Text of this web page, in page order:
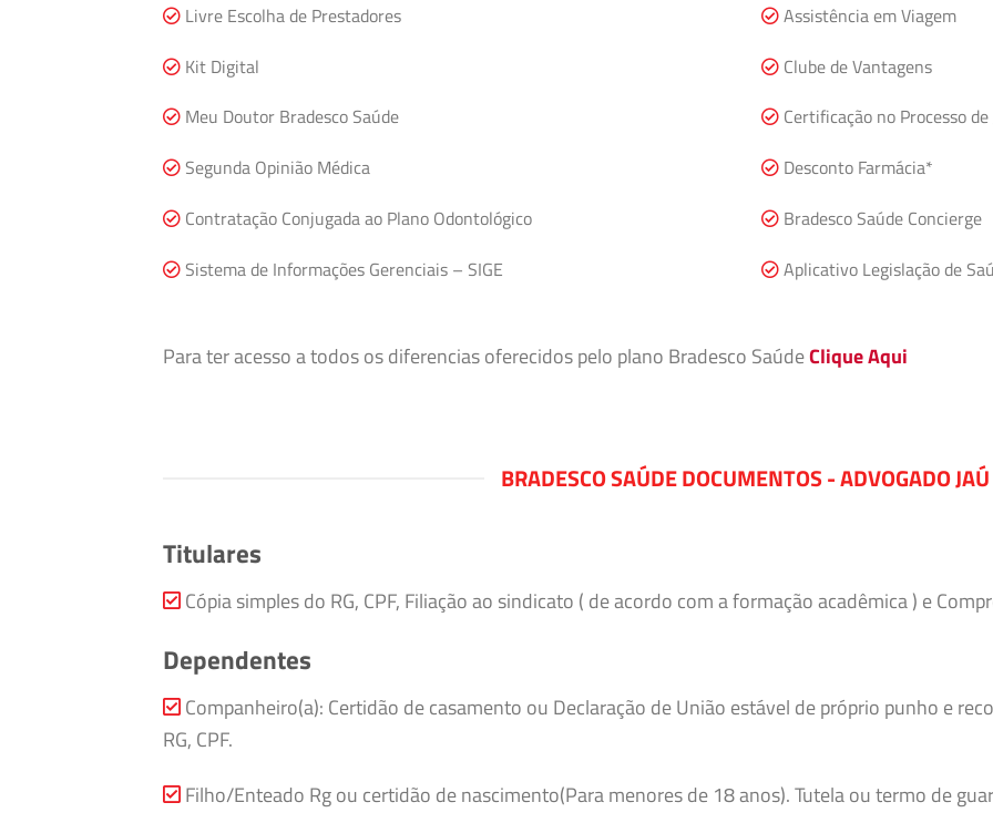
Livre Escolha de Prestadores
Kit Digital
Meu Doutor Bradesco Saúde
Segunda Opinião Médica
Contratação Conjugada ao Plano Odontológico
Sistema de Informações Gerenciais – SIGE
Assistência em Viagem
Clube de Vantagens
Certificação no Processo
Desconto Farmácia*
Bradesco Saúde Concierge
Aplicativo Legislação de
Para ter acesso a todos os diferencias oferecidos pelo plano Bradesco SaúdeClique Aqui
BRADESCO SAÚDE DOCUMENTOS - ADVOGADO JAÚ
Titulares
Cópia simples do RG, CPF, Filiação ao sindicato ( de acordo com a formação acadêmica ) e
Dependentes
Companheiro(a): Certidão de casamento ou Declaração de União estável de próprio punho e
RG, CPF.
Filho/Enteado Rg ou certidão de nascimento(Para menores de 18 anos). Tutela ou termo de